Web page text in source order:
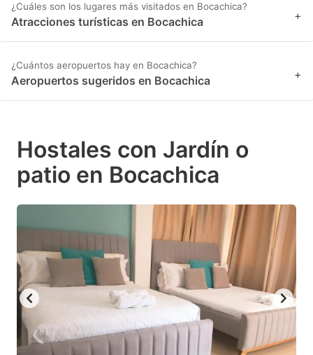
¿Cuáles son los lugares más visitados en Bocachica?
Atracciones turísticas en Bocachica +
¿Cuántos aeropuertos hay en Bocachica?
Aeropuertos sugeridos en Bocachica +
Hostales con Jardín o
patio en Bocachica